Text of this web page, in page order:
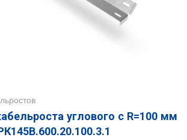
углового с R=100 мм